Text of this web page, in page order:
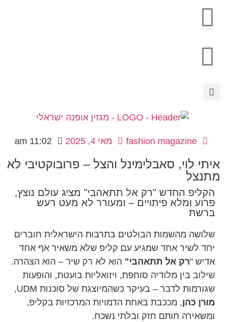
fashion magazine מאי 4, 2025 11:02 am
איתי לוי, סאבלימינל והצל – פרובוקטיבי לא
מתנצל
הקליפ החדש "רק אל תתאהבי" מציג עולם נוצץ,
פרוע ומלא פיתויים – ומעורר לא מעט רעש
ברשת
שלושה מהשמות הבולטים בתרבות הישראלית חוברים
יחד לשיר אחד שמגיע עם קליפ שלא משאיר אף אחד
אדיש "רק אל תתאהבי" הוא לא רק שיר – הוא הצהרה.
שילוב בין מלודיה סוחפת, ויזואליות בועטת, והופעות
שגורמות לדבר – בעיקר כשהמיוצגת של סוכנות UDM,
מורן כהן, מככבת באחת הדמויות המרכזיות בקליפ,
ומשאירה חותם חזק ובלתי נשכח.